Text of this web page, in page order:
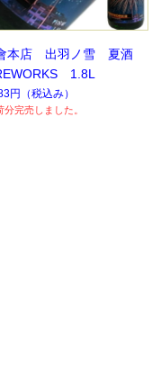
本店 出羽ノ雪 夏酒
1.8L
円 （税込み）
分完売しました。